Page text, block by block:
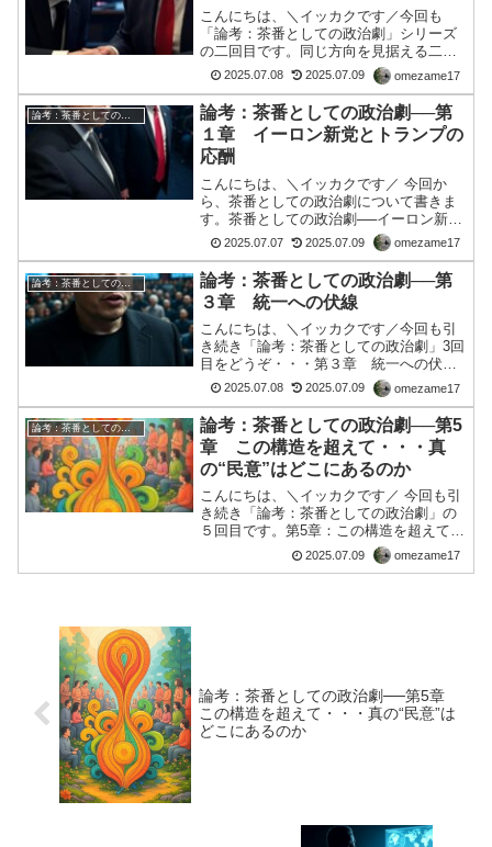
こんにちは、＼イッカクです／今回も
「論考：茶番としての政治劇」シリーズ
の二回目です。同じ方向を見据える二人
──表の対立・裏の一致激しい舌戦を交わ
し、一見「真逆」の立場に見えるイーロ
ン・マスクとドナルド・トランプ。だ
が、果たして本当に彼らは「...
2025.07.08 2025.07.09 omezame17
論考：茶番としての政治劇
論考：茶番としての政治劇──第
１章 イーロン新党とトランプの
応酬
こんにちは、＼イッカクです／ 今回か
ら、茶番としての政治劇について書きま
す。茶番としての政治劇──イーロン新党
とトランプの応酬2025年7月、イーロ
ン・マスク氏が「アメリカ党」なる新党
の立ち上げをX上で表明した。（なん
か、日本＊＊党、みたい...
2025.07.07 2025.07.09 omezame17
論考：茶番としての政治劇──第
３章 統一への伏線
こんにちは、＼イッカクです／今回も引
き続き「論考：茶番としての政治劇」3回
目をどうぞ・・・第３章 統一への伏線
──NWOへの誘導と幻想の選択肢2025
年、イーロン・マスクによる「アメリカ
党」設立の宣言は、表向きには既存二大
政党に対する挑戦と...
2025.07.08 2025.07.09 omezame17
論考：茶番としての政治劇
論考：茶番としての政治劇──第5
章 この構造を超えて・・・真
の“民意”はどこにあるのか
こんにちは、＼イッカクです／ 今回も引
き続き「論考：茶番としての政治劇」の
５回目です。第5章：この構造を超えて
──真の“民意”はどこにあるのか選挙で
「数」を集めた者がすべてを決め、敗れ
2025.07.09 omezame17
論考：茶番としての政治劇──第5章
この構造を超えて・・・真の“民意”は
どこにあるのか